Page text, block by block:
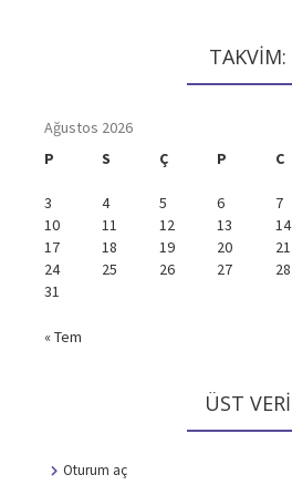
TAKVİM:
Ağustos 2026
P
S Ç P C
3
4 5 6 7
10
11 12 13 14
17
18 19 20 21
24
25 26 27 28
31
« Tem
ÜST VERI
Oturum aç